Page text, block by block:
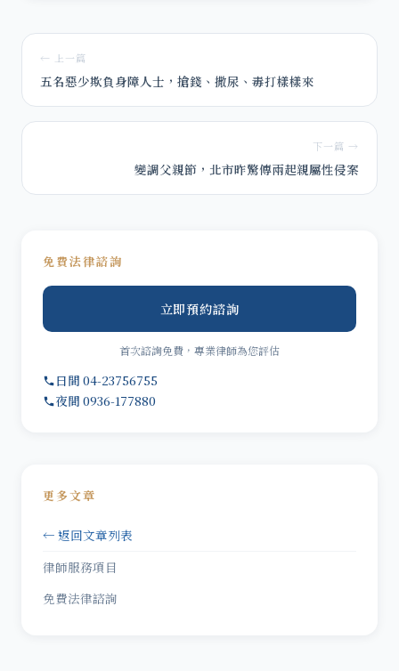
← 上一篇
五名惡少欺負身障人士，搶錢、撒尿、毒打樣樣來
下一篇 →
變調父親節，北市昨驚傳兩起親屬性侵案
免費法律諮詢
立即預約諮詢
首次諮詢免費，專業律師為您評估
日間 04-23756755
夜間 0936-177880
更多文章
← 返回文章列表
律師服務項目
免費法律諮詢